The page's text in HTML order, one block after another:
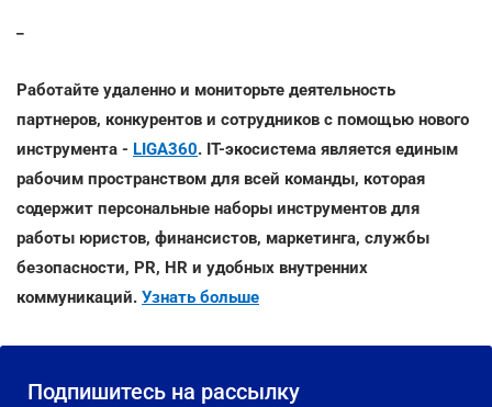
Работайте удаленно и мониторьте деятельность
партнеров, конкурентов и сотрудников с помощью нового
инструмента - LIGA360. IT-экосистема является единым
рабочим пространством для всей команды, которая
содержит персональные наборы инструментов для
работы юристов, финансистов, маркетинга, службы
безопасности, PR, HR и удобных внутренних
коммуникаций. Узнать больше
Подпишитесь на рассылку